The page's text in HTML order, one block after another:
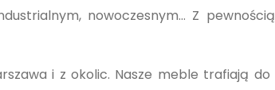
nowoczesnym… Z
i z okolic. Nasze meble trafiają do